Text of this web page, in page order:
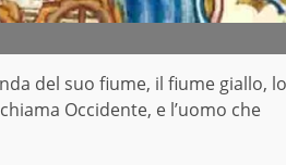
del suo fiume, il fiume giallo, lo
Occidente, e l’uomo che